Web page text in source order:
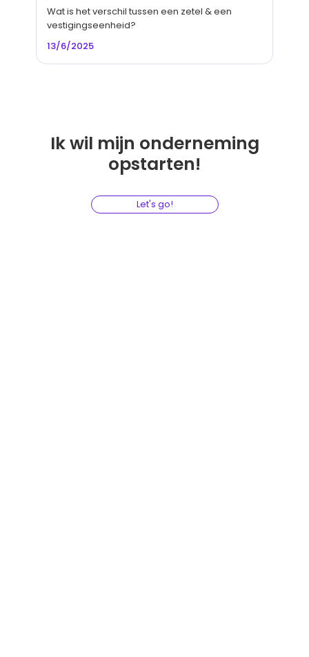
Wat is het verschil tussen een zetel & een
vestigingseenheid?
13/6/2025
Ik wil mijn onderneming
opstarten!
Let's go!